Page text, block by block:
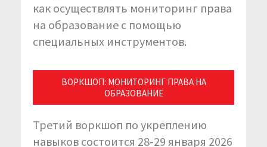
как осуществлять мониторинг права
на образование с помощью
специальных инструментов.
ВОРКШОП: МОНИТОРИНГ ПРАВА НА
ОБРАЗОВАНИЕ
Третий воркшоп по укреплению
навыков состоится 28-29 января 2026